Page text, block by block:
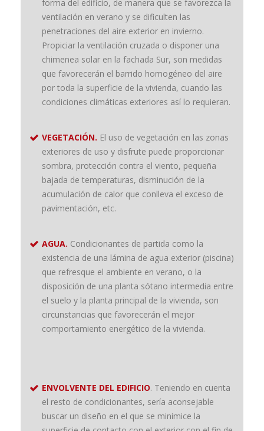
forma del edificio, de manera que se favorezca la
ventilación en verano y se dificulten las
penetraciones del aire exterior en invierno.
Propiciar la ventilación cruzada o disponer una
chimenea solar en la fachada Sur, son medidas
que favorecerán el barrido homogéneo del aire
por toda la superficie de la vivienda, cuando las
condiciones climáticas exteriores así lo requieran.
VEGETACIÓN. El uso de vegetación en las zonas
exteriores de uso y disfrute puede proporcionar
sombra, protección contra el viento, pequeña
bajada de temperaturas, disminución de la
acumulación de calor que conlleva el exceso de
pavimentación, etc.
AGUA. Condicionantes de partida como la
existencia de una lámina de agua exterior (piscina)
que refresque el ambiente en verano, o la
disposición de una planta sótano intermedia entre
el suelo y la planta principal de la vivienda, son
circunstancias que favorecerán el mejor
comportamiento energético de la vivienda.
ENVOLVENTE DEL EDIFICIO. Teniendo en cuenta
el resto de condicionantes, sería aconsejable
buscar un diseño en el que se minimice la